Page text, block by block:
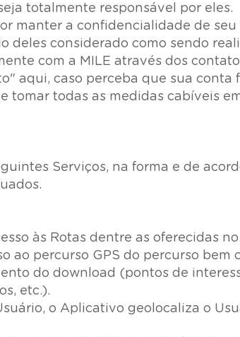
totalmente responsável por eles.
manter a confidencialidade de
deles considerado como sendo
com a MILE através dos
aqui, caso perceba que sua conta
tomar todas as medidas cabíveis
Serviços, na forma e de
às Rotas dentre as oferecidas
ao percurso GPS do percurso
do download (pontos de
etc.).
o Aplicativo geolocaliza o